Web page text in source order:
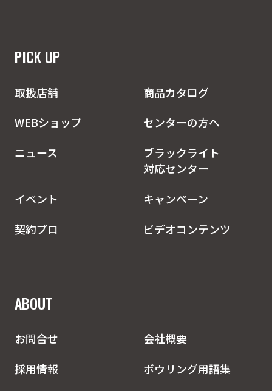
PICK UP
取扱店舗
商品カタログ
WEBショップ
センターの方へ
ニュース
ブラックライト
対応センター
イベント
キャンペーン
契約プロ
ビデオコンテンツ
ABOUT
お問合せ
会社概要
採用情報
ボウリング用語集